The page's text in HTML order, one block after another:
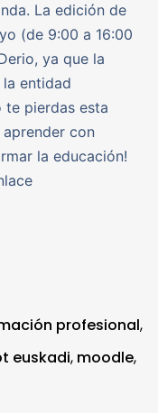
La edición de
(de 9:00 a 16:00
ya que la
la entidad
te pierdas esta
con
la educación!
profesional,
euskadi, moodle,